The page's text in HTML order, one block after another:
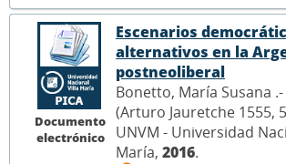
Documento
electrónico
Escenarios
alternativos en la
postneoliberal
Bonetto, María Susana
(Arturo Jauretche 1555,
UNVM - Universidad
María, 2016.